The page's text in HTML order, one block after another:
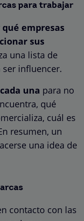
para trabajar
qué empresas
sus
una lista de
influencer.
una para no
qué
cuál es
resumen, un
una idea de
contacto con las